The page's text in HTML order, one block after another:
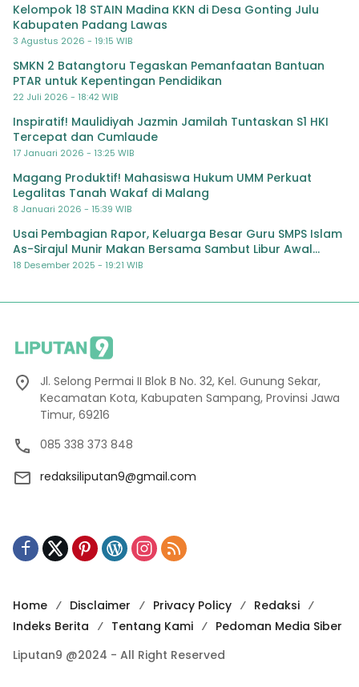
Kelompok 18 STAIN Madina KKN di Desa Gonting Julu
Kabupaten Padang Lawas
3 Agustus 2026 - 19:15 WIB
SMKN 2 Batangtoru Tegaskan Pemanfaatan Bantuan
PTAR untuk Kepentingan Pendidikan
22 Juli 2026 - 18:42 WIB
Inspiratif! Maulidiyah Jazmin Jamilah Tuntaskan S1 HKI
Tercepat dan Cumlaude
17 Januari 2026 - 13:25 WIB
Magang Produktif! Mahasiswa Hukum UMM Perkuat
Legalitas Tanah Wakaf di Malang
8 Januari 2026 - 15:39 WIB
Usai Pembagian Rapor, Keluarga Besar Guru SMPS Islam
As-Sirajul Munir Makan Bersama Sambut Libur Awal
Semester
18 Desember 2025 - 19:21 WIB
Jl. Selong Permai II Blok B No. 32, Kel. Gunung Sekar,
Kecamatan Kota, Kabupaten Sampang, Provinsi Jawa
Timur, 69216
085 338 373 848
redaksiliputan9@gmail.com
Home Disclaimer Privacy Policy
Redaksi
Indeks Berita
Tentang Kami
Pedoman Media Siber
Liputan9 @2024 - All Right Reserved